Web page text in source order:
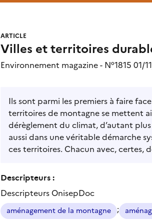
ARTICLE
Villes et territoires
Environnement magazine - N°1815 01/
Ils sont parmi les premiers à faire
territoires de montagne se mettent
dérèglement du climat, d’autant plus
aussi dans une véritable démarche
ces territoires. Chacun avec, certes,
Descripteurs :
Descripteurs OnisepDoc
aménagement de la montagne ;